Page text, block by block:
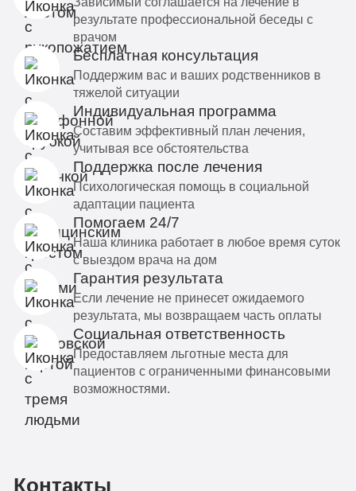
результате профессиональной беседы с
врачом
Бесплатная консультация
Поддержим вас и ваших родственников в
тяжелой ситуации
Индивидуальная программа
Составим эффективный план лечения,
учитывая все обстоятельства
Поддержка после лечения
Психологическая помощь в социальной
адаптации пациента
Помогаем 24/7
Наша клиника работает в любое время суток
с выездом врача на дом
Гарантия результата
Если лечение не принесет ожидаемого
результата, мы возвращаем часть оплаты
Социальная ответственность
Предоставляем льготные места для
пациентов с ограниченными финансовыми
возможностями.
Контакты